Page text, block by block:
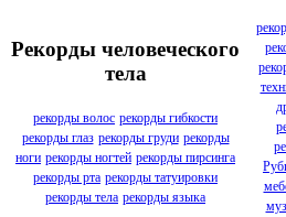
Рекорды человеческого
тела
рекорды волос рекорды гибкости
рекорды глаз рекорды груди рекорды
ноги рекорды ногтей рекорды пирсинга
рекорды рта рекорды татуировки
рекорды тела рекорды языка